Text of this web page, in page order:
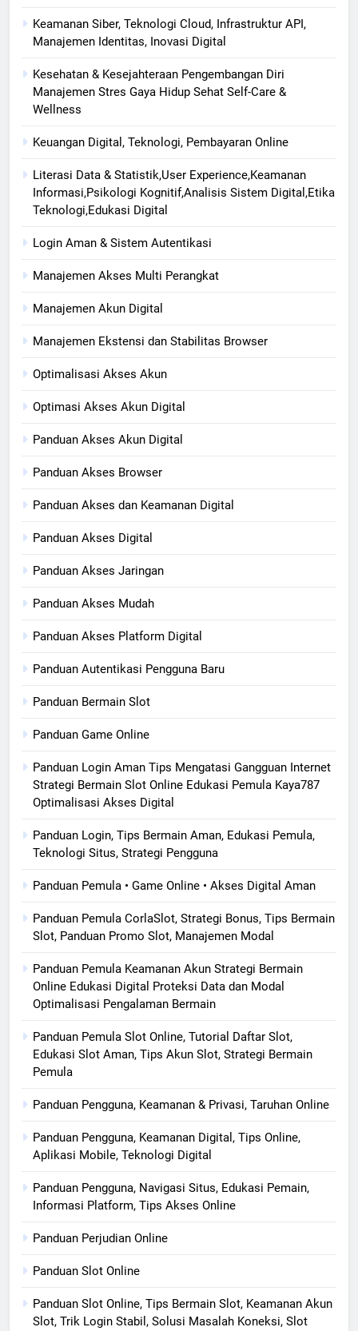
Keamanan Siber, Teknologi Cloud, Infrastruktur API,
Manajemen Identitas, Inovasi Digital
Kesehatan & Kesejahteraan Pengembangan Diri
Manajemen Stres Gaya Hidup Sehat Self-Care &
Wellness
Keuangan Digital, Teknologi, Pembayaran Online
Literasi Data & Statistik,User Experience,Keamanan
Informasi,Psikologi Kognitif,Analisis Sistem Digital,Etika
Teknologi,Edukasi Digital
Login Aman & Sistem Autentikasi
Manajemen Akses Multi Perangkat
Manajemen Akun Digital
Manajemen Ekstensi dan Stabilitas Browser
Optimalisasi Akses Akun
Optimasi Akses Akun Digital
Panduan Akses Akun Digital
Panduan Akses Browser
Panduan Akses dan Keamanan Digital
Panduan Akses Digital
Panduan Akses Jaringan
Panduan Akses Mudah
Panduan Akses Platform Digital
Panduan Autentikasi Pengguna Baru
Panduan Bermain Slot
Panduan Game Online
Panduan Login Aman Tips Mengatasi Gangguan Internet
Strategi Bermain Slot Online Edukasi Pemula Kaya787
Optimalisasi Akses Digital
Panduan Login, Tips Bermain Aman, Edukasi Pemula,
Teknologi Situs, Strategi Pengguna
Panduan Pemula • Game Online • Akses Digital Aman
Panduan Pemula CorlaSlot, Strategi Bonus, Tips Bermain
Slot, Panduan Promo Slot, Manajemen Modal
Panduan Pemula Keamanan Akun Strategi Bermain
Online Edukasi Digital Proteksi Data dan Modal
Optimalisasi Pengalaman Bermain
Panduan Pemula Slot Online, Tutorial Daftar Slot,
Edukasi Slot Aman, Tips Akun Slot, Strategi Bermain
Pemula
Panduan Pengguna, Keamanan & Privasi, Taruhan Online
Panduan Pengguna, Keamanan Digital, Tips Online,
Aplikasi Mobile, Teknologi Digital
Panduan Pengguna, Navigasi Situs, Edukasi Pemain,
Informasi Platform, Tips Akses Online
Panduan Perjudian Online
Panduan Slot Online
Panduan Slot Online, Tips Bermain Slot, Keamanan Akun
Slot, Trik Login Stabil, Solusi Masalah Koneksi, Slot